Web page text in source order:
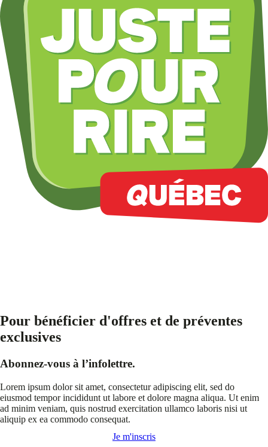
Pour bénéficier d'offres et de préventes
exclusives
Abonnez-vous à l’infolettre.
Lorem ipsum dolor sit amet, consectetur adipiscing elit, sed do
eiusmod tempor incididunt ut labore et dolore magna aliqua. Ut enim
ad minim veniam, quis nostrud exercitation ullamco laboris nisi ut
aliquip ex ea commodo consequat.
Je m'inscris